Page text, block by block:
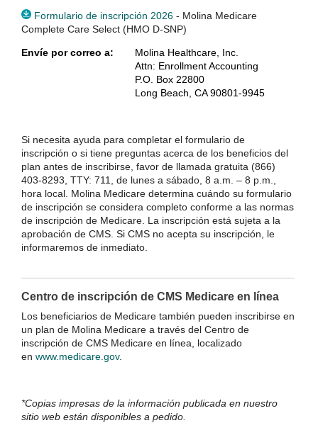
Formulario de inscripción 2026 - Molina Medicare
Complete Care Select (HMO D-SNP)
Envíe por correo a:
Molina Healthcare, Inc.
Attn: Enrollment Accounting
P.O. Box 22800
Long Beach, CA 90801-9945
Si necesita ayuda para completar el formulario de
inscripción o si tiene preguntas acerca de los beneficios del
plan antes de inscribirse, favor de llamada gratuita (866)
403-8293, TTY: 711, de lunes a sábado, 8 a.m. – 8 p.m.,
hora local. Molina Medicare determina cuándo su formulario
de inscripción se considera completo conforme a las normas
de inscripción de Medicare. La inscripción está sujeta a la
aprobación de CMS. Si CMS no acepta su inscripción, le
informaremos de inmediato.
Centro de inscripción de CMS Medicare en línea
Los beneficiarios de Medicare también pueden inscribirse en
un plan de Molina Medicare a través del Centro de
inscripción de CMS Medicare en línea, localizado
en www.medicare.gov.
*Copias impresas de la información publicada en nuestro
sitio web están disponibles a pedido.